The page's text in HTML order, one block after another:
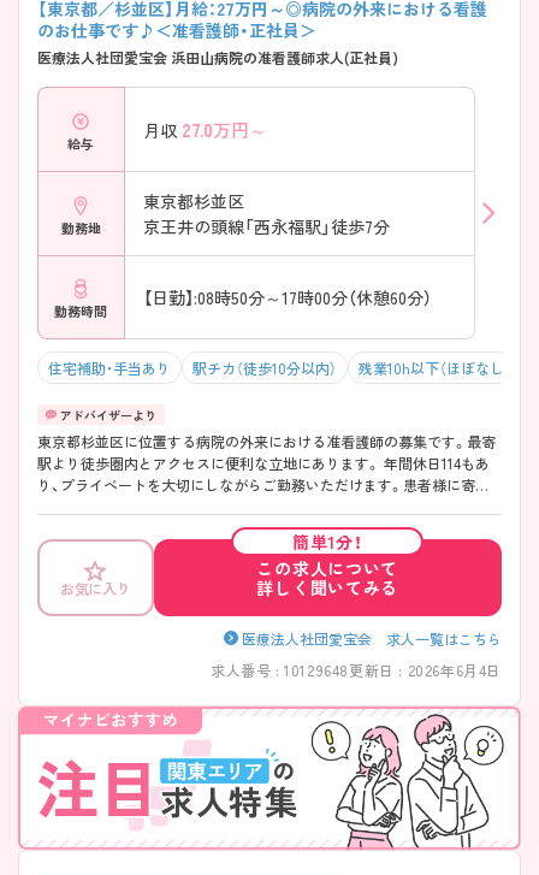
【東京都／杉並区】月給：27万円～◎病院の外来における看護
のお仕事です♪＜准看護師・正社員＞
医療法人社団愛宝会 浜田山病院の准看護師求人(正社員)
給与
月収 27.0万円～
勤務地
東京都杉並区
京王井の頭線「西永福駅」徒歩7分
勤務時間
【日勤】:08時50分～17時00分（休憩60分）
住宅補助・手当あり 駅チカ（徒歩10分以内） 残業10h以下（ほぼなし）
東京都杉並区に位置する病院の外来における准看護師の募集です。最寄
駅より徒歩圏内とアクセスに便利な立地にあります。 年間休日114もあ
り、プライベートを大切にしながらご勤務いただけます。患者様に寄り
る方には、面接対策ポイントなど、さらに詳細をご案内しますのでお気軽
にご相談ください！
お気に入り
簡単1分！
この求人について
詳しく聞いてみる
医療法人社団愛宝会 求人一覧はこちら
求人番号 : 10129648更新日 : 2026年6月4日